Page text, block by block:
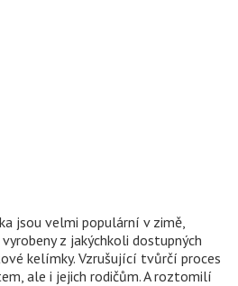
jsou velmi populární v zimě,
z jakýchkoli dostupných
kelímky. Vzrušující tvůrčí proces
ale i jejich rodičům. A roztomilí